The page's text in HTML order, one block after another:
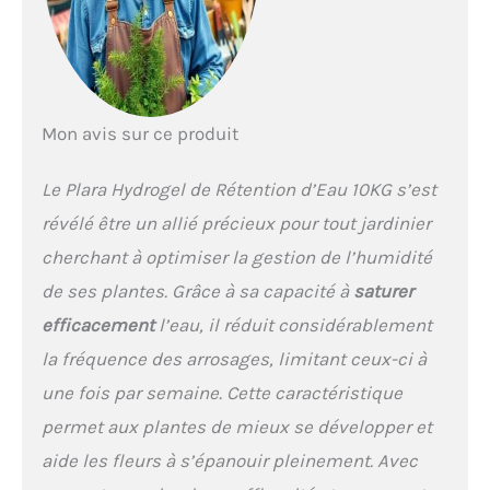
la structure du sol –
L'hydrogel empêche le
compactage du sol,
développement des
accès constant à
polyvalente – Idéal pour
les pelouses, légumes,
fleurs, arbres et plantes en
pot. Il peut être mélangé
avec le sol ou appliqué
dans le sol Sécurité et
écologie – Le polyacrylate
biodégradable et non
toxique ne provoque pas
Mon avis sur ce produit
Le Plara Hydrogel de Rétention d’Eau 10KG s’est
révélé être un allié précieux pour tout jardinier
cherchant à optimiser la gestion de l’humidité
de ses plantes. Grâce à sa capacité à saturer
efficacementl’eau, il réduit considérablement
la fréquence des arrosages, limitant ceux-ci à
une fois par semaine. Cette caractéristique
permet aux plantes de mieux se développer et
aide les fleurs à s’épanouir pleinement. Avec